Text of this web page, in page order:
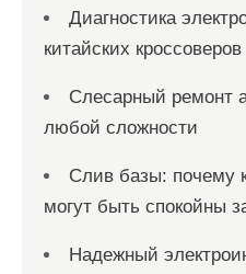
Диагностика
китайских кроссоверов
Слесарный ремонт
любой сложности
Слив базы: почему
могут быть спокойны
Надежный